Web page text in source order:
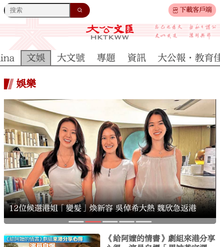
下載客戶端
文娛 大文號 專題 資訊 大公報·教育
娛樂
12位候選港姐「變髮」煥新容 吳倬希大熱 魏欣急返港
《給阿嬤的情書》劇組來港分享